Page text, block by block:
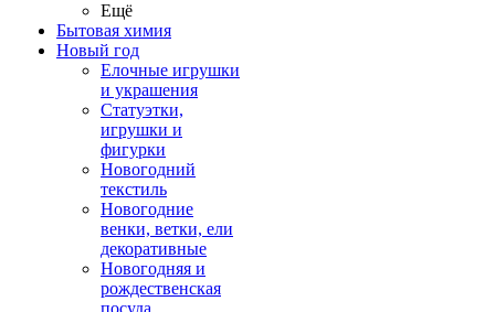
Ещё
Бытовая химия
Новый год
Елочные игрушки
и украшения
Статуэтки,
игрушки и
фигурки
Новогодний
текстиль
Новогодние
венки, ветки, ели
декоративные
Новогодняя и
рождественская
посуда